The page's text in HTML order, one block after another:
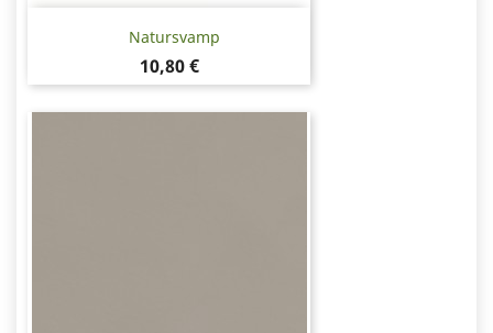
Natursvamp
Pris
10,80 €